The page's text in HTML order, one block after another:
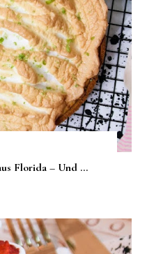
Florida – Und ...